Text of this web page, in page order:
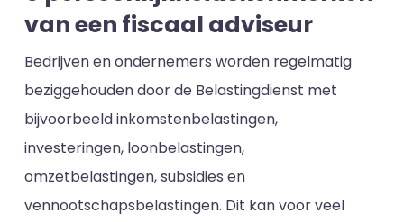
van een fiscaal adviseur
Bedrijven en ondernemers worden regelmatig
beziggehouden door de Belastingdienst met
bijvoorbeeld inkomstenbelastingen,
investeringen, loonbelastingen,
omzetbelastingen, subsidies en
vennootschapsbelastingen. Dit kan voor veel